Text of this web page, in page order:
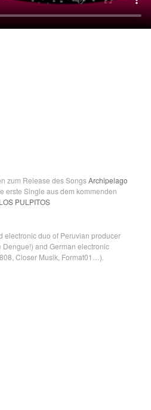
zum Release des SongsArchipelago
erste Single aus dem kommenden
LOS PULPITOS
electronic duo of Peruvian producer
and German electronic
Closer Musik, Format01…).